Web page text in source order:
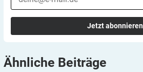
Jetzt abonnieren
Ähnliche Beiträge